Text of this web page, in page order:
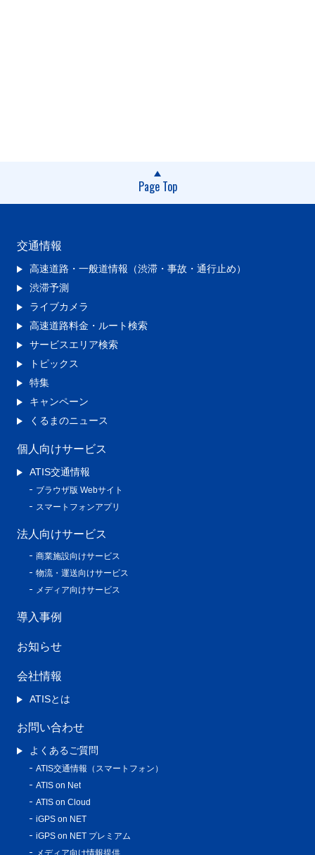
Page Top
交通情報
高速道路・一般道情報（渋滞・事故・通行止め）
渋滞予測
ライブカメラ
高速道路料金・ルート検索
サービスエリア検索
トピックス
特集
キャンペーン
くるまのニュース
個人向けサービス
ATIS交通情報
ブラウザ版 Webサイト
スマートフォンアプリ
法人向けサービス
商業施設向けサービス
物流・運送向けサービス
メディア向けサービス
導入事例
お知らせ
会社情報
ATISとは
お問い合わせ
よくあるご質問
ATIS交通情報（スマートフォン）
ATIS on Net
ATIS on Cloud
iGPS on NET
iGPS on NET プレミアム